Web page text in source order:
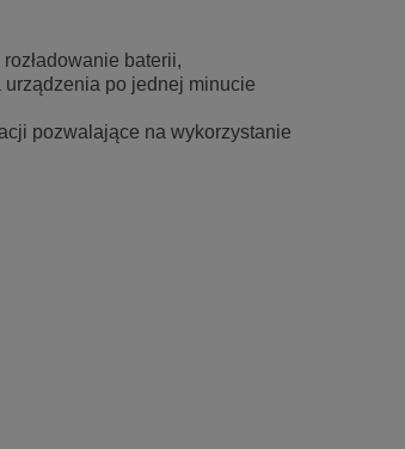
baterii,
po jednej minucie
pozwalające na wykorzystanie